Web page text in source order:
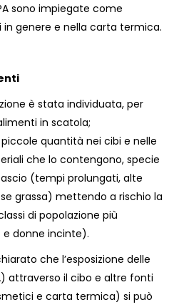
sono impiegate come
genere e nella carta termica.
è stata individuata, per
in scatola;
quantità nei cibi e nelle
che lo contengono, specie
(tempi prolungati, alte
grassa) mettendo a rischio la
di popolazione più
donne incinte).
che l’esposizione delle
attraverso il cibo e altre fonti
e carta termica) si può